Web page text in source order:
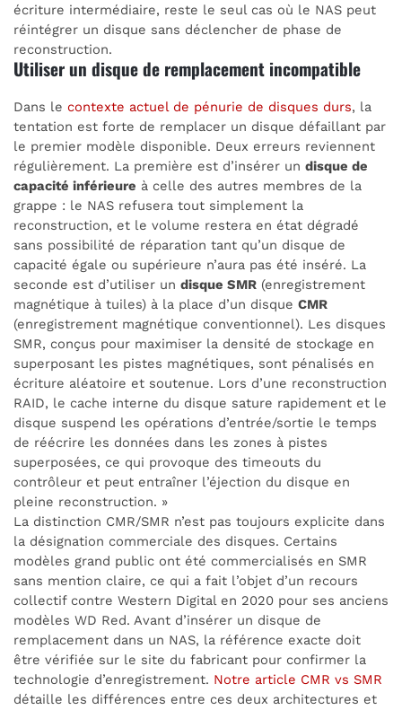
écriture intermédiaire, reste le seul cas où le NAS peut
réintégrer un disque sans déclencher de phase de
reconstruction.
Utiliser un disque de remplacement incompatible
Dans le contexte actuel de pénurie de disques durs, la
tentation est forte de remplacer un disque défaillant par
le premier modèle disponible. Deux erreurs reviennent
régulièrement. La première est d’insérer un disque de
capacité inférieure à celle des autres membres de la
grappe : le NAS refusera tout simplement la
reconstruction, et le volume restera en état dégradé
sans possibilité de réparation tant qu’un disque de
capacité égale ou supérieure n’aura pas été inséré. La
seconde est d’utiliser un disque SMR (enregistrement
magnétique à tuiles) à la place d’un disque CMR
(enregistrement magnétique conventionnel). Les disques
SMR, conçus pour maximiser la densité de stockage en
superposant les pistes magnétiques, sont pénalisés en
écriture aléatoire et soutenue. Lors d’une reconstruction
RAID, le cache interne du disque sature rapidement et le
disque suspend les opérations d’entrée/sortie le temps
de réécrire les données dans les zones à pistes
superposées, ce qui provoque des timeouts du
contrôleur et peut entraîner l’éjection du disque en
pleine reconstruction. »
La distinction CMR/SMR n’est pas toujours explicite dans
la désignation commerciale des disques. Certains
modèles grand public ont été commercialisés en SMR
sans mention claire, ce qui a fait l’objet d’un recours
collectif contre Western Digital en 2020 pour ses anciens
modèles WD Red. Avant d’insérer un disque de
remplacement dans un NAS, la référence exacte doit
être vérifiée sur le site du fabricant pour confirmer la
technologie d’enregistrement. Notre article CMR vs SMR
détaille les différences entre ces deux architectures et